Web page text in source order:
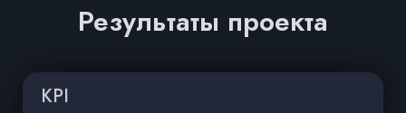
Результаты проекта
KPI